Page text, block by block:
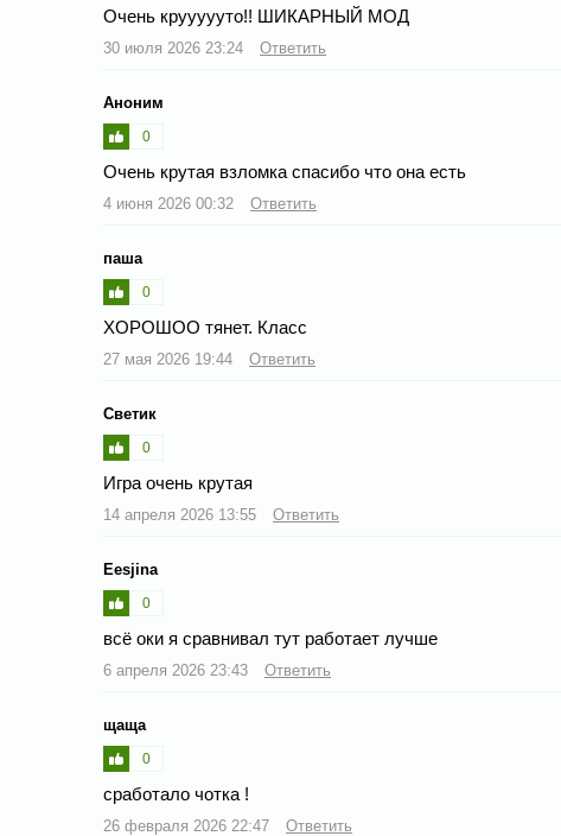
Очень круууууто!! ШИКАРНЫЙ МОД
30 июля 2026 23:24 Ответить
Аноним
0
Очень крутая взломка спасибо что она есть
4 июня 2026 00:32 Ответить
паша
0
ХОРОШОО тянет. Класс
27 мая 2026 19:44 Ответить
Светик
0
Игра очень крутая
14 апреля 2026 13:55 Ответить
Eesjina
0
всё оки я сравнивал тут работает лучше
6 апреля 2026 23:43 Ответить
щаща
0
сработало чотка !
26 февраля 2026 22:47 Ответить